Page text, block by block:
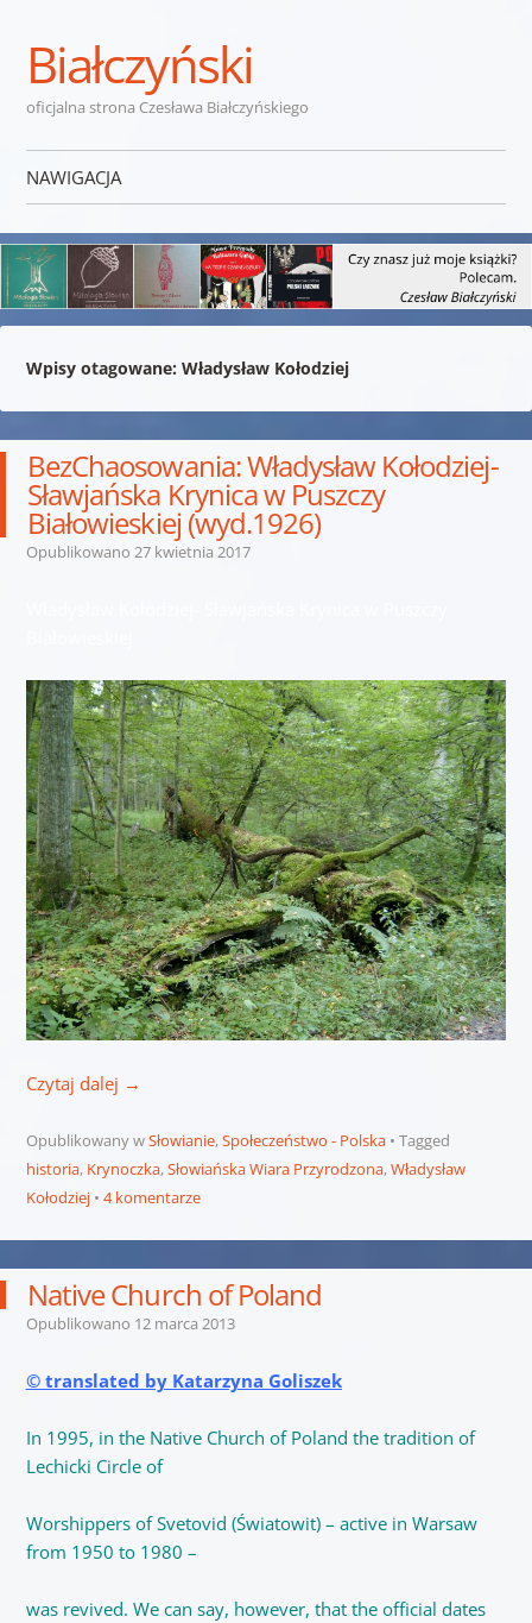
Białczyński
oficjalna strona Czesława Białczyńskiego
NAWIGACJA
Wpisy otagowane: Władysław Kołodziej
BezChaosowania: Władysław Kołodziej-
Sławjańska Krynica w Puszczy
Białowieskiej (wyd.1926)
Opublikowano 27 kwietnia 2017
Czytaj dalej →
Opublikowany wSłowianie,Społeczeństwo - Polska
Tagged
historia, Krynoczka,Słowiańska Wiara Przyrodzona,Władysław
Kołodziej
4 komentarze
Native Church of Poland
Opublikowano 12 marca 2013
© translated by Katarzyna Goliszek
In 1995, in the Native Church of Poland the tradition of
Lechicki Circle of
Worshippers of Svetovid (Światowit) – active in Warsaw
from 1950 to 1980 –
was revived. We can say, however, that the official dates